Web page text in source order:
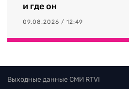
и где он
09.08.2026 / 12:49
Выходные данные СМИ RTVI